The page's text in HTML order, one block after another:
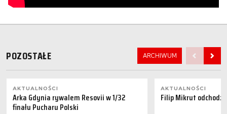
POZOSTAŁE ARCHIWUM
AKTUALNOŚCI
Arka Gdynia rywalem Resovii w 1/32
finału Pucharu Polski
AKTUALNOŚCI
Filip Mikrut